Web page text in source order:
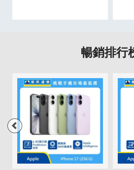
暢銷排行